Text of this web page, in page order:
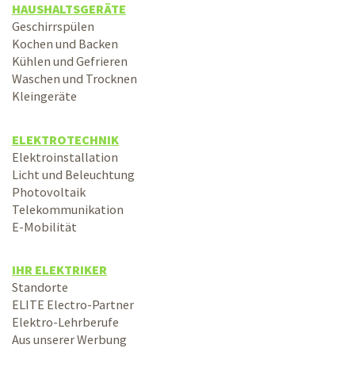
HAUSHALTSGERÄTE
Geschirrspülen
Kochen und Backen
Kühlen und Gefrieren
Waschen und Trocknen
Kleingeräte
ELEKTROTECHNIK
Elektroinstallation
Licht und Beleuchtung
Photovoltaik
Telekommunikation
E-Mobilität
IHR ELEKTRIKER
Standorte
ELITE Electro-Partner
Elektro-Lehrberufe
Aus unserer Werbung